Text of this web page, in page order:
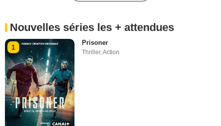
Nouvelles séries les + attendues
1
Prisoner
Thriller,Action